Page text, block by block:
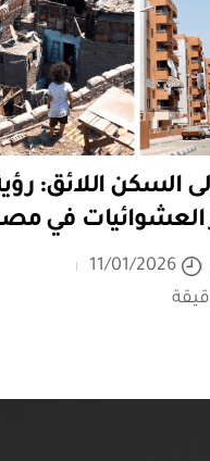
السكن اللائق: رؤية
العشوائيات في مصر
11/01/2026